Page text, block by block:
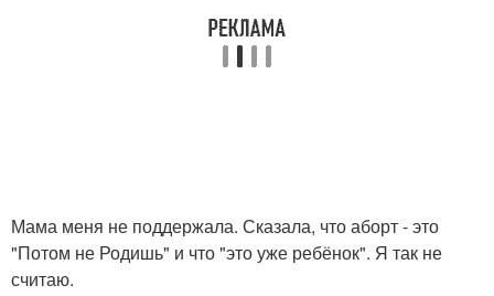
Мама меня не поддержала. Сказала, что аборт - это
"Потом не Родишь" и что "это уже ребёнок". Я так не
считаю.